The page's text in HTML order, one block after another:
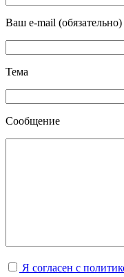
Ваш e-mail (обязательно)
Тема
Сообщение
Я согласен с